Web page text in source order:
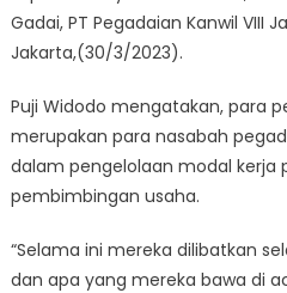
Gadai, PT Pegadaian Kanwil VIII
Jakarta,(30/3/2023).
Puji Widodo mengatakan, para
merupakan para nasabah
dalam pengelolaan modal kerja
pembimbingan usaha.
“Selama ini mereka dilibatkan
dan apa yang mereka bawa di